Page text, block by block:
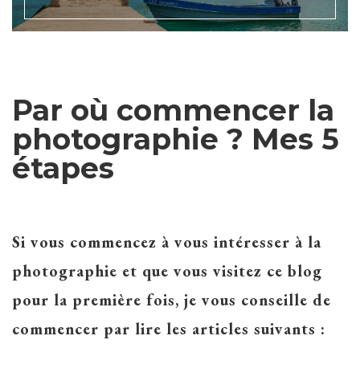
Par où commencer la
photographie ? Mes 5
étapes
Si vous commencez à vous intéresser à la
photographie et que vous visitez ce blog
pour la première fois, je vous conseille de
commencer par lire les articles suivants :